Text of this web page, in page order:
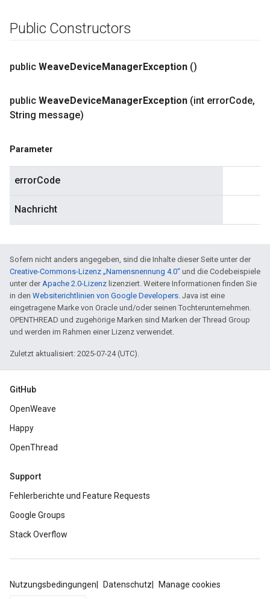
Public Constructors
public WeaveDeviceManagerException ()
public WeaveDeviceManagerException (int errorCode,
String message)
Parameter
errorCode
Nachricht
Sofern nicht anders angegeben, sind die Inhalte dieser Seite unter der
Creative-Commons-Lizenz „Namensnennung 4.0“ und die Codebeispiele
unter derApache 2.0-Lizenz lizenziert. Weitere Informationen finden Sie
in den Websiterichtlinien von Google Developers. Java ist eine
eingetragene Marke von Oracle und/oder seinen Tochterunternehmen.
OPENTHREAD und zugehörige Marken sind Marken der Thread Group
und werden im Rahmen einer Lizenz verwendet.
Zuletzt aktualisiert: 2025-07-24 (UTC).
GitHub
OpenWeave
Happy
OpenThread
Support
Fehlerberichte und Feature Requests
Google Groups
Stack Overflow
Nutzungsbedingungen Datenschutz Manage cookies